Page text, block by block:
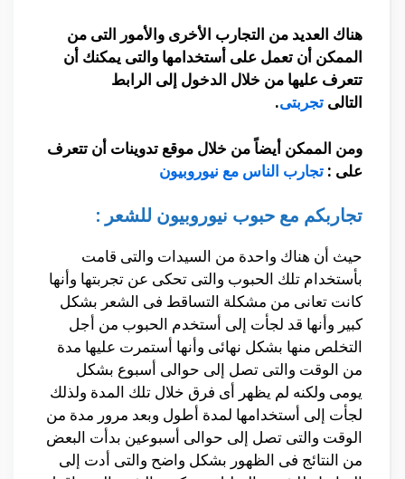
هناك العديد من التجارب الأخرى والأمور التى من
الممكن أن تعمل على أستخدامها والتى يمكنك أن
تتعرف عليها من خلال الدخول إلى الرابط
التالى تجربتى.
ومن الممكن أيضاً من خلال موقع تدوينات أن تتعرف
على : تجارب الناس مع نيوروبيون
تجاربكم مع حبوب نيوروبيون للشعر :
حيث أن هناك واحدة من السيدات والتى قامت
بأستخدام تلك الحبوب والتى تحكى عن تجربتها وأنها
كانت تعانى من مشكلة التساقط فى الشعر بشكل
كبير وأنها قد لجأت إلى أستخدم الحبوب من أجل
التخلص منها بشكل نهائى وأنها أستمرت عليها مدة
من الوقت والتى تصل إلى حوالى أسبوع بشكل
يومى ولكنه لم يظهر أى فرق خلال تلك المدة ولذلك
لجأت إلى أستخدامها لمدة أطول وبعد مرور مدة من
الوقت والتى تصل إلى حوالى أسبوعين بدأت البعض
من النتائج فى الظهور بشكل واضح والتى أدت إلى